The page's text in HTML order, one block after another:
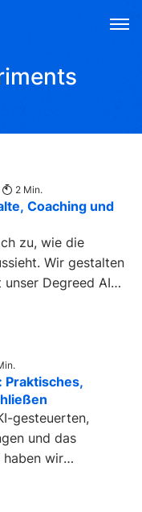
2 Min.
Coaching und
zu, wie die
Wir gestalten
Degreed AI
Praktisches,
gesteuerten,
und das
haben wir
der Lernfortschritt
gestalten